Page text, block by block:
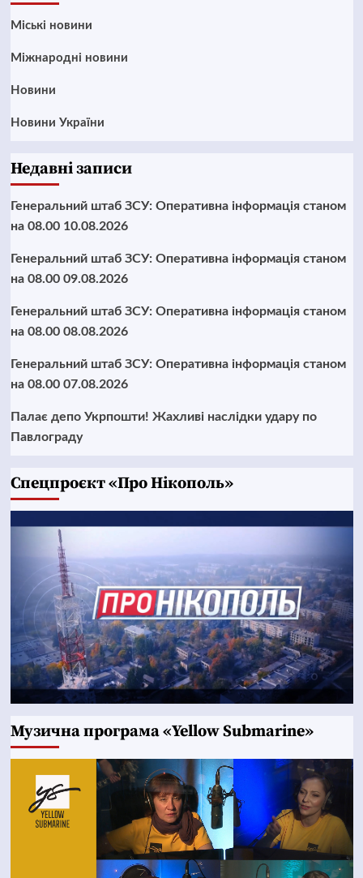
Mіські новини
Міжнародні новини
Новини
Новини України
Недавні записи
Генеральний штаб ЗСУ: Оперативна інформація станом
на 08.00 10.08.2026
Генеральний штаб ЗСУ: Оперативна інформація станом
на 08.00 09.08.2026
Генеральний штаб ЗСУ: Оперативна інформація станом
на 08.00 08.08.2026
Генеральний штаб ЗСУ: Оперативна інформація станом
на 08.00 07.08.2026
Палає депо Укрпошти! Жахливі наслідки удару по
Павлограду
Cпецпроєкт «Про Нікополь»
Музична програма «Yellow Submarine»